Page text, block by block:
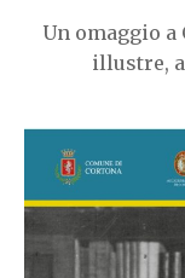
Un omaggio
illustre,